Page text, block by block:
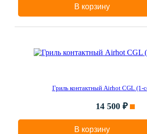
В корзину
Гриль контактный Airhot CGL (1-
14 500 ₽
В корзину